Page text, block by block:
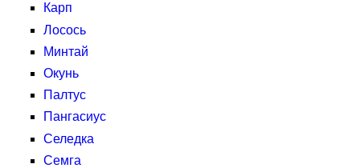
Карп
Лосось
Минтай
Окунь
Палтус
Пангасиус
Селедка
Семга